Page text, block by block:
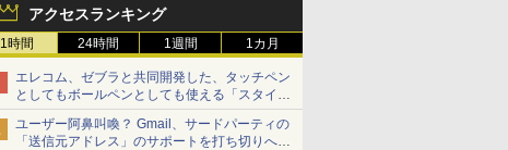
アクセスランキング
1時間 24時間 1週間 1カ月
エレコム、ゼブラと共同開発した、タッチペン
としてもボールペンとしても使える「スタイラ
スツーウェイ」発売 iPadにも紙にも、持ち替
えずに書き込める
ユーザー阿鼻叫喚？ Gmail、サードパーティの
「送信元アドレス」のサポートを打ち切りへ